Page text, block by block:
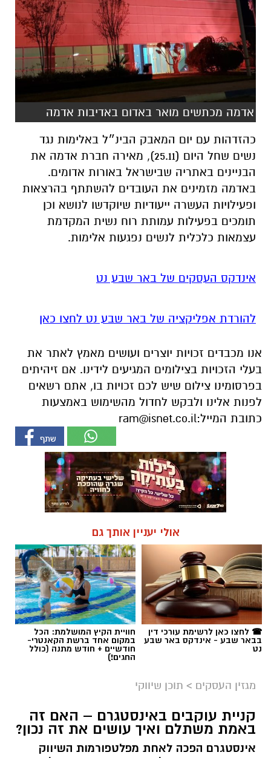
אדמה מכתשים מואר באדום באדיבות אדמה
כהזדהות עם יום המאבק הבינ״ל באלימות נגד
נשים שחל היום (25.11), מאירה חברת אדמה את
הבניינים באתריה שבישראל באורות אדומים.
באדמה מזמינים את העובדים להשתתף בהרצאות
ופעילויות העשרה ייעודיות שיוקדשו לנושא וכן
תומכים בפעילות עמותת רוח נשית המקדמת
עצמאות כלכלית לנשים נפגעות אלימות.
אינדקס העסקים של באר שבע נט
להורדת אפליקציה של באר שבע נט לחצו כאן
אנו מכבדים זכויות יוצרים ועושים מאמץ לאתר את
בעלי הזכויות בצילומים המגיעים לידינו. אם זיהיתים
בפרסומינו צילום שיש לכם זכויות בו, אתם רשאים
לפנות אלינו ולבקש לחדול מהשימוש באמצעות
כתובת המייל:ram@isnet.co.il
אולי יעניין אותך גם
☎ לחצו כאן לרשימת עורכי דין
בבאר שבע - אינדקס באר שבע
נט
חוויית הקיץ המושלמת: הכל
במקום אחד ברשת הקאנטרי-
חודשיים + חודש מתנה (כולל
החגים!)
מגזין העסקים > תוכן שיווקי
קניית עוקבים באינסטגרם – האם זה
באמת משתלם ואיך עושים את זה נכון?
אינסטגרם הפכה לאחת מפלטפורמות השיווק